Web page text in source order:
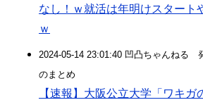
なし！ｗ就活は年明けスタート
ｗ
2024-05-14 23:01:40 凹凸ちゃんねる
のまとめ
【速報】大阪公立大学「ワキ